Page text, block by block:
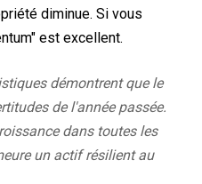
diminue. Si vous
est excellent.
démontrent que le
de l'année passée.
dans toutes les
un actif résilient au